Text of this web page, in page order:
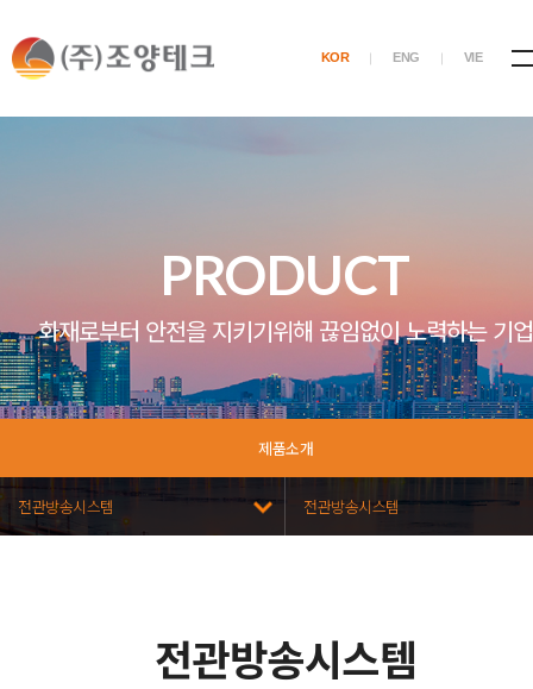
KOR ENG VIE
PRODUCT
화재로부터 안전을 지키기위해 끊임없이 노력하는 기업
제품소개
전관방송시스템 전관방송시스템
전관방송시스템